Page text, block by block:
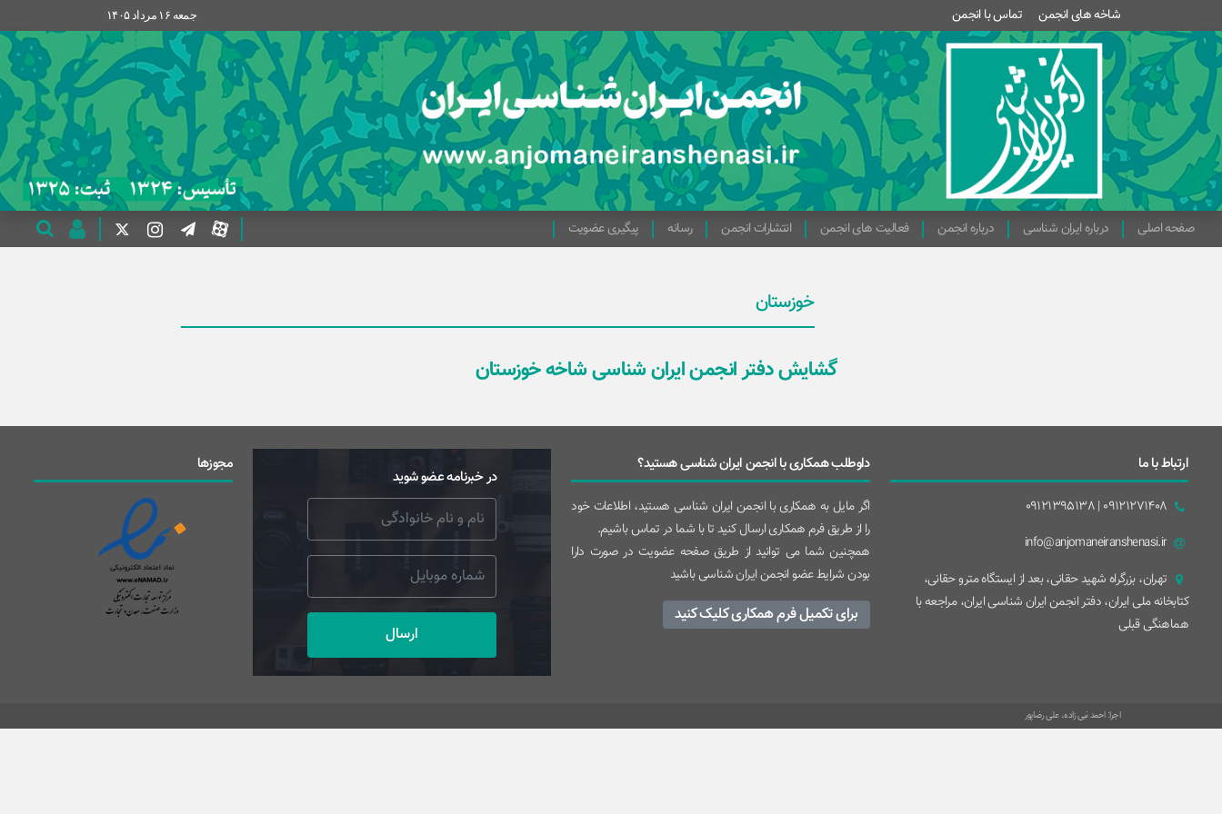
شاخه های انجمن تماس با انجمن جمعه ۱۶ مرداد ۱۴۰۵
صفحه اصلی درباره ایران شناسی درباره انجمن فعالیت های انجمن انتشارات انجمن رسانه پیگیری عضویت
خوزستان
گشایش دفتر انجمن ایران شناسی شاخه خوزستان
ارتباط با ما
09121271408 | 09121395138
info@anjomaneiranshenasi.ir
تهران، بزرگراه شهيد حقانی، بعد از ايستگاه مترو حقانی،
کتابخانه ملی ایران، دفتر انجمن ایران شناسی ایران، مراجعه با
هماهنگی قبلی
داوطلب همکاری با انجمن ایران شناسی هستید؟
اگر مایل به همکاری با انجمن ایران شناسی هستید، اطلاعات خود
را از طریق فرم همکاری ارسال کنید تا با شما در تماس باشیم.
همچنین شما می توانید از طریق صفحه عضویت در صورت دارا
بودن شرایط عضو انجمن ایران شناسی باشید
برای تکمیل فرم همکاری کلیک کنید
در خبرنامه عضو شوید
ارسال
مجوزها
اجرا: احمد نبی زاده، علی رضاپور